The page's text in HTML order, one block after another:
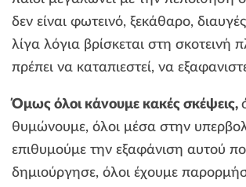
δεν είναι φωτεινό, ξεκάθαρο,
λίγα λόγια βρίσκεται στη σκοτεινή
πρέπει να καταπιεστεί, να
Όμως όλοι κάνουμε κακές σκέψεις,
θυμώνουμε, όλοι μέσα στην
επιθυμούμε την εξαφάνιση αυτού
δημιούργησε, όλοι έχουμε